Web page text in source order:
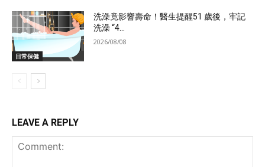
日常保健
洗澡竟影響壽命！醫生提醒51 歲後，牢記
洗澡 “4...
2026/08/08
LEAVE A REPLY